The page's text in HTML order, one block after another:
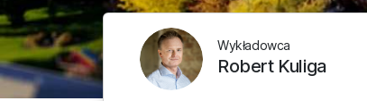
Wykładowca
Robert Kuliga